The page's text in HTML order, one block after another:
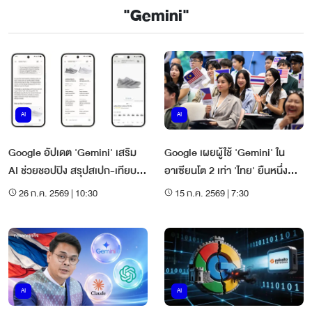
"Gemini"
AI
Google อัปเดต 'Gemini' เสริม
AI ช่วยชอปปิง สรุปสเปก-เทียบ
ราคาจบในแชตเดียว
26 ก.ค. 2569 | 10:30
AI
Google เผยผู้ใช้ 'Gemini' ใน
อาเซียนโต 2 เท่า 'ไทย' ยืนหนึ่ง
สายไลฟ์สไตล์-คอนเทนต์
15 ก.ค. 2569 | 7:30
AI AI